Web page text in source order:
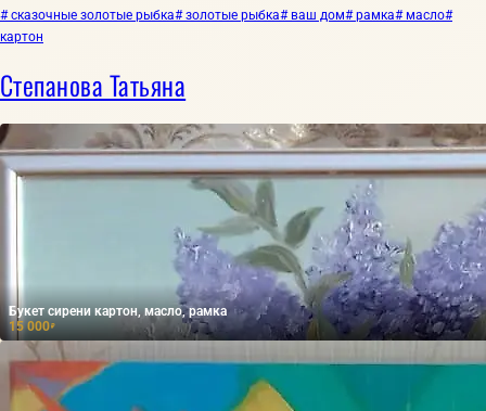
# сказочные золотые рыбка# золотые рыбка# ваш дом# рамка# масло#
картон
Степанова Татьяна
Букет сирени картон, масло, рамка
15 000₽